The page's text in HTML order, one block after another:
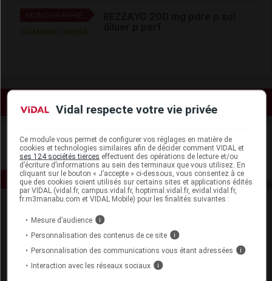
Espace produit
Vidal respecte votre vie privée
Ce module vous permet de configurer vos réglages en matière de
cookies et technologies similaires afin de décider comment VIDAL et
ses 124 sociétés tierces effectuent des opérations de lecture et/ou
d’écriture d’informations au sein des terminaux que vous utilisez. En
cliquant sur le bouton « J’accepte » ci-dessous, vous consentez à ce
que des cookies soient utilisés sur certains sites et applications édités
par VIDAL (vidal.fr, campus.vidal.fr, hoptimal.vidal.fr, evidal.vidal.fr,
fr.m3manabu.com et VIDAL Mobile) pour les finalités suivantes :
Mesure d’audience i
Personnalisation des contenus de ce site i
Personnalisation des communications vous étant adressées i
Interaction avec les réseaux sociaux i